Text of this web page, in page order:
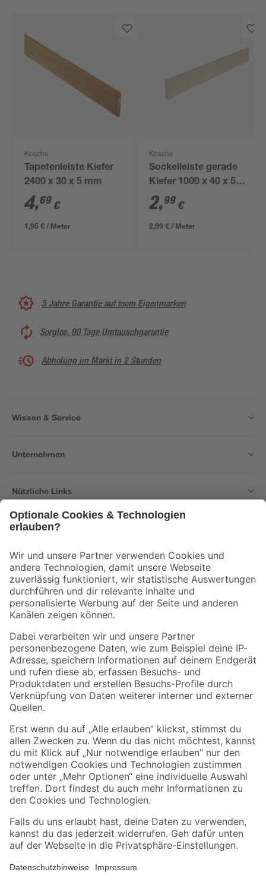
Kosche
Tapetenleiste Kiefer
2400 x 30 x 5 mm
4,69 €
1,95 € / Meter
Kosche
Sockelleiste gerade
Kiefer 1000 x 40 x 5
mm
2,99 €
2,99 € / Meter
5 Jahre Garantie auf toom Eigenmarken
Sorglos, 90 Tage Umtauschgarantie
Abholung im Markt in 2 Stunden
Wissen & Service
Unternehmen
Nützliche Links
Der toom Newsletter: Keine Angebote und Aktionen mehr verpassen!
Zur Newsletter Anmeldung
Folge uns
Zahlungsarten Versandarten
Sicher einkaufen
Jetzt die toom-App herunterladen
Alle Preisangaben in EUR inkl. gesetzl. MwSt.. Die dargestellten Angebote sind unter
Umständen nicht in allen Märkten verfügbar. Die angegebenen Verfügbarkeiten beziehen
Produkte nur solange der Vorrat reicht.
*Paketversand ab 59 € versandkostenfrei, gilt nicht für Artikel mit Speditionsversand, hier